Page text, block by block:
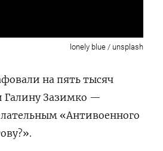
lonely blue / unsplash
на пять тысяч
Галину Зазимко —
«Антивоенного